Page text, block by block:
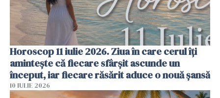
Horoscop 11 iulie 2026. Ziua în care cerul îți
amintește că fiecare sfârșit ascunde un
început, iar fiecare răsărit aduce o nouă șansă
10 IULIE 2026